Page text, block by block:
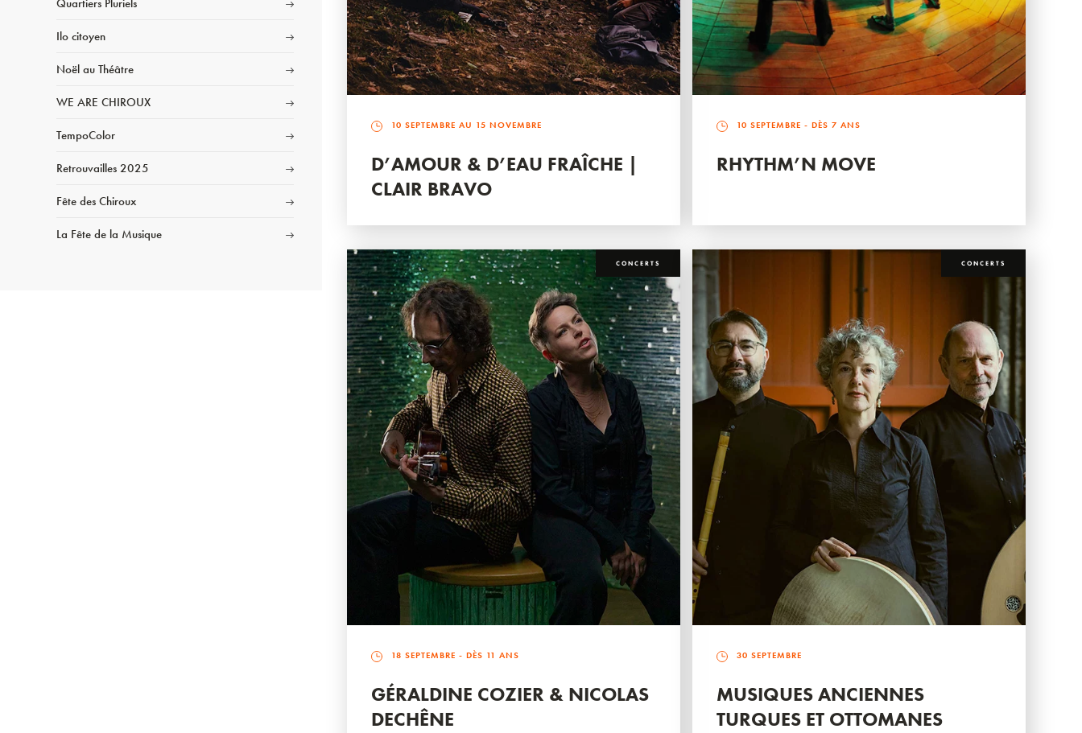
Quartiers Pluriels
Ilo citoyen
Noël au Théâtre
WE ARE CHIROUX
TempoColor
Retrouvailles 2025
Fête des Chiroux
La Fête de la Musique
10 SEPTEMBRE AU 15 NOVEMBRE
D’AMOUR & D’EAU FRAÎCHE |
CLAIR BRAVO
10 SEPTEMBRE - DÈS 7 ANS
RHYTHM’N MOVE
CONCERTS
18 SEPTEMBRE - DÈS 11 ANS
GÉRALDINE COZIER & NICOLAS
DECHÊNE
CONCERTS
30 SEPTEMBRE
MUSIQUES ANCIENNES
TURQUES ET OTTOMANES